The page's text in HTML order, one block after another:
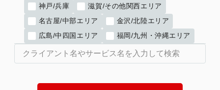
神戸/兵庫
滋賀/その他関西エリア
名古屋/中部エリア
金沢/北陸エリア
広島/中四国エリア
福岡/九州・沖縄エリア